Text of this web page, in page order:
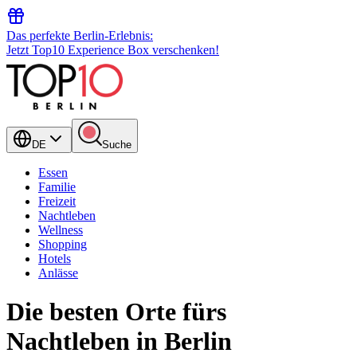
Das perfekte Berlin-Erlebnis:
Jetzt Top10 Experience Box verschenken!
DE Suche
Essen
Familie
Freizeit
Nachtleben
Wellness
Shopping
Hotels
Anlässe
Die besten Orte fürs
Nachtleben in Berlin